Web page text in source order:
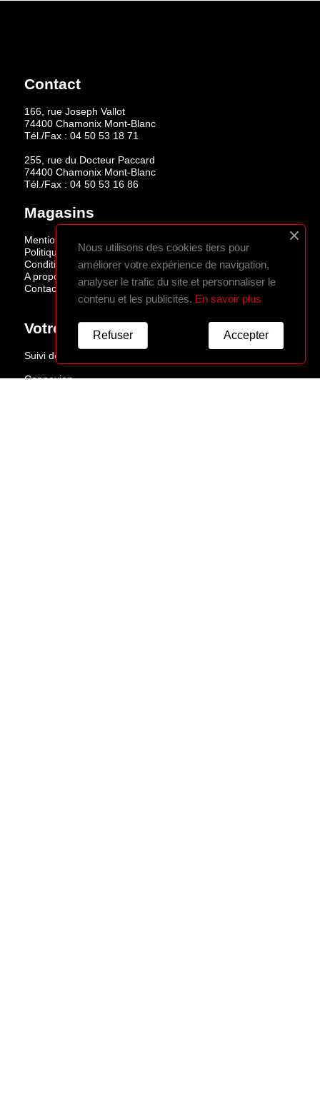
Contact
166, rue Joseph Vallot
74400 Chamonix Mont-Blanc
Tél./Fax : 04 50 53 18 71
255, rue du Docteur Paccard
74400 Chamonix Mont-Blanc
Tél./Fax : 04 50 53 16 86
Magasins
Mentions légales
Politique de confidentialité
Conditions de vente
A propos
Contactez-nous
Votre Compte
Suivi de commande
Connexion
Nous utilisons des cookies tiers pour
améliorer votre expérience de navigation,
analyser le trafic du site et personnaliser le
contenu et les publicités. En savoir plus
Accepter
Refuser